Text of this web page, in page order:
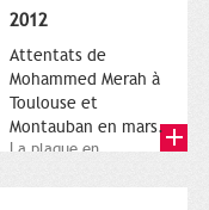
Métropole,
représentant l'anneau
de Moëbius.
2012
Attentats de
Mohammed Merah à
Toulouse et
Montauban en mars.
La plaque en